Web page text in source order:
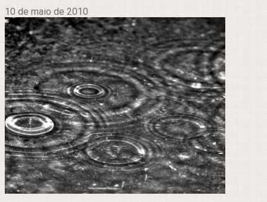
10 de maio de 2010